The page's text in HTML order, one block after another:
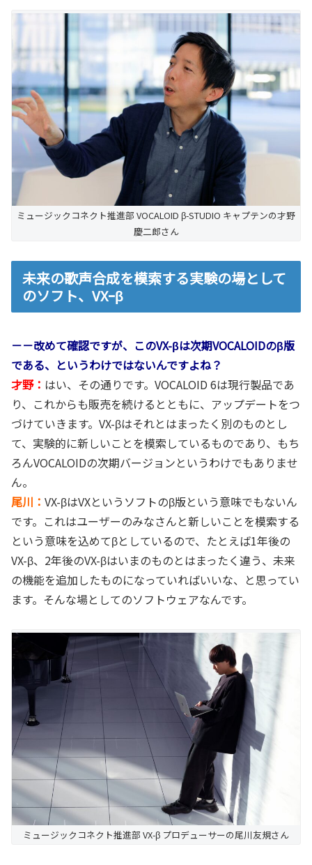
ミュージックコネクト推進部 VOCALOID β-STUDIO キャプテンの才野
慶二郎さん
未来の歌声合成を模索する実験の場として
のソフト、VXｰβ
－－改めて確認ですが、このVX-βは次期VOCALOIDのβ版
である、というわけではないんですよね？
才野： はい、その通りです。VOCALOID 6は現行製品であ
り、これからも販売を続けるとともに、アップデートをつ
づけていきます。VX-βはそれとはまったく別のものとし
て、実験的に新しいことを模索しているものであり、もち
ろんVOCALOIDの次期バージョンというわけでもありませ
ん。
尾川： VX-βはVXというソフトのβ版という意味でもないん
です。これはユーザーのみなさんと新しいことを模索する
という意味を込めてβとしているので、たとえば1年後の
VX-β、2年後のVX-βはいまのものとはまったく違う、未来
の機能を追加したものになっていればいいな、と思ってい
ます。そんな場としてのソフトウェアなんです。
ミュージックコネクト推進部 VX-β プロデューサーの尾川友規さん